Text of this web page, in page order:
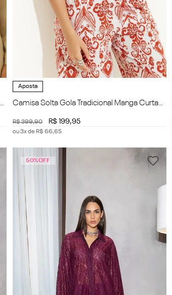
Aposta
Camisa Solta Gola Tradicional Manga Curta
R$399,90 R$ 199,95
ou3x de R$ 66,65
50%OFF